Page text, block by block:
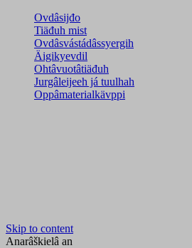
Ovdâsijđo
Tiäđuh mist
Ovdâsvástádâssyergih
Äigikyevdil
Ohtâvuotâtiäđuh
Jurgâleijeeh já tuulhah
Oppâmaterialkävppi
Skip to content
Anarâškielâ an